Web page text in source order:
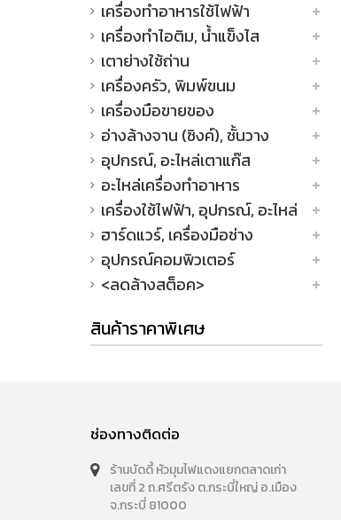
เครื่องทำอาหารใช้ไฟฟ้า
เครื่องทำไอติม, น้ำแข็งไส
เตาย่างใช้ถ่าน
เครื่องครัว, พิมพ์ขนม
เครื่องมือขายของ
อ่างล้างจาน (ซิงค์), ชั้นวาง
อุปกรณ์, อะไหล่เตาแก๊ส
อะไหล่เครื่องทำอาหาร
เครื่องใช้ไฟฟ้า, อุปกรณ์, อะไหล่
ฮาร์ดแวร์, เครื่องมือช่าง
อุปกรณ์คอมพิวเตอร์
<ลดล้างสต็อค>
สินค้าราคาพิเศษ
ช่องทางติดต่อ
ร้านบัดดี้ หัวมุมไฟแดงแยกตลาดเก่า
เลขที่ 2 ถ.ศรีตรัง ต.กระบี่ใหญ่ อ.เมือง
จ.กระบี่ 81000